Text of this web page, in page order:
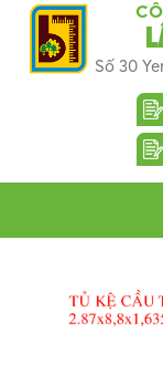
Số 30